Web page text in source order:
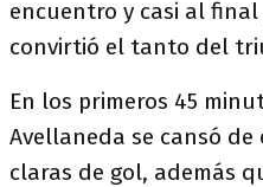
encuentro y casi al final
convirtió el tanto del
En los primeros 45
Avellaneda se cansó
claras de gol, además